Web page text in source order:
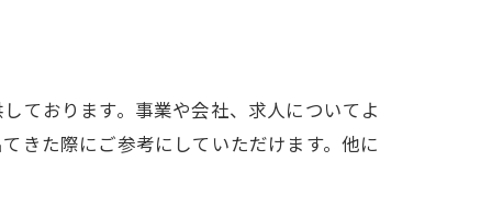
ております。事業や会社、求人についてよ
きた際にご参考にしていただけます。他に